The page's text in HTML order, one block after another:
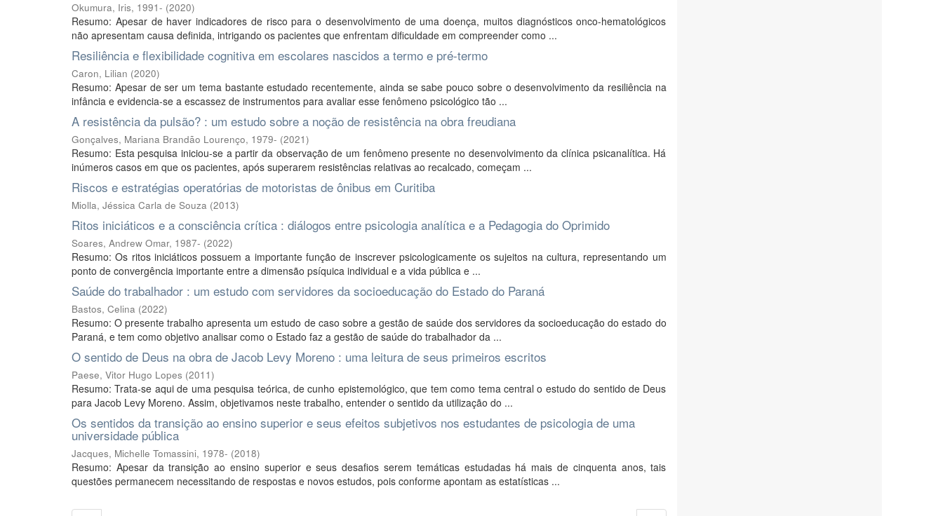
Okumura, Iris, 1991- (2020)
Resumo: Apesar de haver indicadores de risco para o desenvolvimento de uma doença, muitos diagnósticos onco-hematológicos
não apresentam causa definida, intrigando os pacientes que enfrentam dificuldade em compreender como ...
Resiliência e flexibilidade cognitiva em escolares nascidos a termo e pré-termo
Caron, Lilian (2020)
Resumo: Apesar de ser um tema bastante estudado recentemente, ainda se sabe pouco sobre o desenvolvimento da resiliência na
infância e evidencia-se a escassez de instrumentos para avaliar esse fenômeno psicológico tão ...
A resistência da pulsão? : um estudo sobre a noção de resistência na obra freudiana
Gonçalves, Mariana Brandão Lourenço, 1979- (2021)
Resumo: Esta pesquisa iniciou-se a partir da observação de um fenômeno presente no desenvolvimento da clínica psicanalítica. Há
inúmeros casos em que os pacientes, após superarem resistências relativas ao recalcado, começam ...
Riscos e estratégias operatórias de motoristas de ônibus em Curitiba
Miolla, Jéssica Carla de Souza (2013)
Ritos iniciáticos e a consciência crítica : diálogos entre psicologia analítica e a Pedagogia do Oprimido
Soares, Andrew Omar, 1987- (2022)
Resumo: Os ritos iniciáticos possuem a importante função de inscrever psicologicamente os sujeitos na cultura, representando um
ponto de convergência importante entre a dimensão psíquica individual e a vida pública e ...
Saúde do trabalhador : um estudo com servidores da socioeducação do Estado do Paraná
Bastos, Celina (2022)
Resumo: O presente trabalho apresenta um estudo de caso sobre a gestão de saúde dos servidores da socioeducação do estado do
Paraná, e tem como objetivo analisar como o Estado faz a gestão de saúde do trabalhador da ...
O sentido de Deus na obra de Jacob Levy Moreno : uma leitura de seus primeiros escritos
Paese, Vitor Hugo Lopes (2011)
Resumo: Trata-se aqui de uma pesquisa teórica, de cunho epistemológico, que tem como tema central o estudo do sentido de Deus
para Jacob Levy Moreno. Assim, objetivamos neste trabalho, entender o sentido da utilização do ...
Os sentidos da transição ao ensino superior e seus efeitos subjetivos nos estudantes de psicologia de uma
universidade pública
Jacques, Michelle Tomassini, 1978- (2018)
Resumo: Apesar da transição ao ensino superior e seus desafios serem temáticas estudadas há mais de cinquenta anos, tais
questões permanecem necessitando de respostas e novos estudos, pois conforme apontam as estatísticas ...